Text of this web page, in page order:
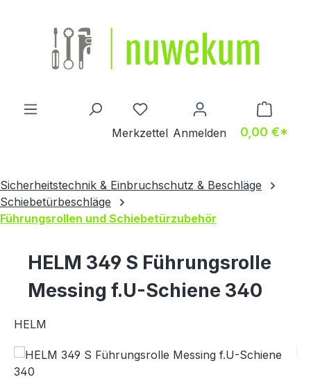
Du hast 0 Produkte auf dem
Merkzettel Anmelden 0,00 €*
Sicherheitstechnik & Einbruchschutz & Beschläge
Schiebetürbeschläge
Führungsrollen und Schiebetürzubehör
HELM 349 S Führungsrolle
Messing f.U-Schiene 340
HELM
Bildergalerie überspringen